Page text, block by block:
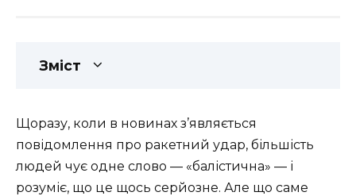
Зміст
Щоразу, коли в новинах з’являється
повідомлення про ракетний удар, більшість
людей чує одне слово — «балістична» — і
розуміє, що це щось серйозне. Але що саме